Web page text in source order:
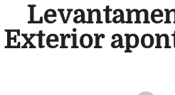
Exterior